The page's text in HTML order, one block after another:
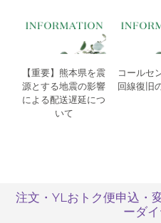
【重要】熊本県を震
源とする地震の影響
による配送遅延につ
いて
コールセ
回線復旧
注文・YLおトク便申込・
ーダイ